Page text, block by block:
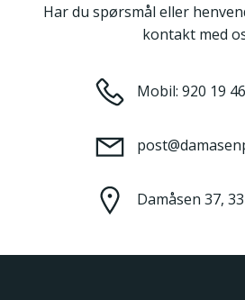
Har du spørsmål eller
kontakt med
Mobil: 920 19
Damåsen 37,